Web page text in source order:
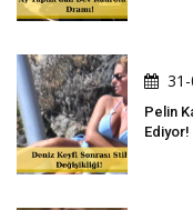
Pelin
Ediyor!